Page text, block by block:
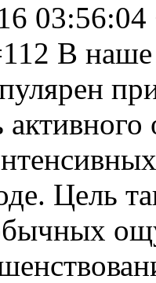
03:56:04
В наше
Цель